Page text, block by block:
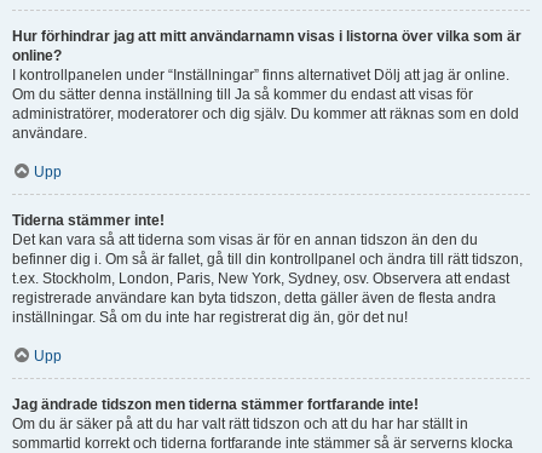
Hur förhindrar jag att mitt användarnamn visas i listorna över vilka som är
online?
I kontrollpanelen under “Inställningar” finns alternativet Dölj att jag är online.
Om du sätter denna inställning till Ja så kommer du endast att visas för
administratörer, moderatorer och dig själv. Du kommer att räknas som en dold
användare.
Upp
Tiderna stämmer inte!
Det kan vara så att tiderna som visas är för en annan tidszon än den du
befinner dig i. Om så är fallet, gå till din kontrollpanel och ändra till rätt tidszon,
t.ex. Stockholm, London, Paris, New York, Sydney, osv. Observera att endast
registrerade användare kan byta tidszon, detta gäller även de flesta andra
inställningar. Så om du inte har registrerat dig än, gör det nu!
Upp
Jag ändrade tidszon men tiderna stämmer fortfarande inte!
Om du är säker på att du har valt rätt tidszon och att du har har ställt in
sommartid korrekt och tiderna fortfarande inte stämmer så är serverns klocka